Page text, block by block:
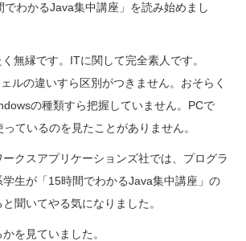
でわかるJava集中講座」を読み始めまし
無縁です。ITに関して完全素人です。
ルの違いすら区別がつきません。おそらく
の種類すら把握していません。PCで
ているのを見たことがありません。
クスアプリケーションズ社では、プログラ
学生が「15時間でわかるJava集中講座」の
聞いてやる気になりました。
を見ていました。